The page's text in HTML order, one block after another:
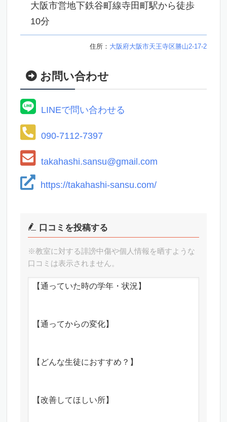
大阪市営地下鉄谷町線寺田町駅から徒歩
10分
住所： 大阪府大阪市天王寺区勝山2-17-2
お問い合わせ
LINEで問い合わせる
090-7112-7397
takahashi.sansu@gmail.com
https://takahashi-sansu.com/
口コミを投稿する
※教室に対する誹謗中傷や個人情報を晒すような
口コミは表示されません。